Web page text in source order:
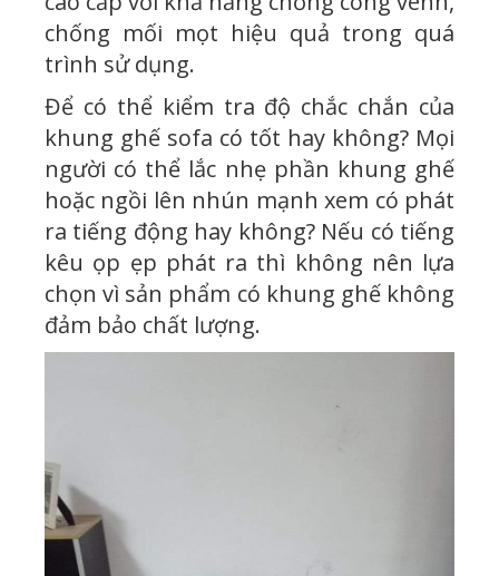
chống mối mọt hiệu quả trong quá
trình sử dụng.
Để có thể kiểm tra độ chắc chắn của
khung ghế sofa có tốt hay không? Mọi
người có thể lắc nhẹ phần khung ghế
hoặc ngồi lên nhún mạnh xem có phát
ra tiếng động hay không? Nếu có tiếng
kêu ọp ẹp phát ra thì không nên lựa
chọn vì sản phẩm có khung ghế không
đảm bảo chất lượng.